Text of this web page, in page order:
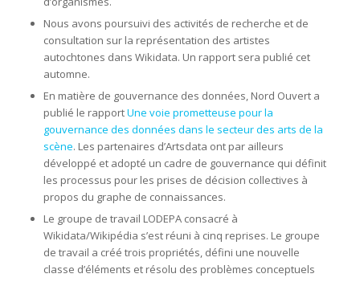
Nous avons poursuivi des activités de recherche et de
consultation sur la représentation des artistes
autochtones dans Wikidata. Un rapport sera publié cet
automne.
En matière de gouvernance des données, Nord Ouvert a
publié le rapportUne voie prometteuse pour la
gouvernance des données dans le secteur des arts de la
scène. Les partenaires d’Artsdata ont par ailleurs
développé et adopté un cadre de gouvernance qui définit
les processus pour les prises de décision collectives à
propos du graphe de connaissances.
Le groupe de travail LODEPA consacré à
Wikidata/Wikipédia s’est réuni à cinq reprises. Le groupe
de travail a créé trois propriétés, défini une nouvelle
classe d’éléments et résolu des problèmes conceptuels